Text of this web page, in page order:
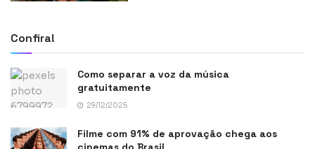
Confira!
Como separar a voz da música
gratuitamente
29/12/2025
Filme com 91% de aprovação chega aos